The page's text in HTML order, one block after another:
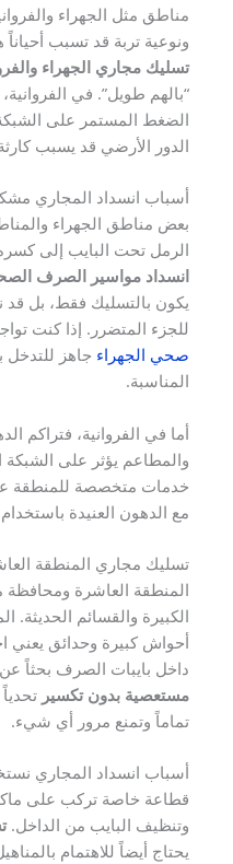
مناطق مثل الجهراء
ونوعية تربة قد تسبب
تسليك مجاري الجهراء
“بالهم طويل”. في
الضغط المستمر على
الدور الأرضي قد يسبب
أسباب انسداد المجاري
بعض مناطق الجهراء
الرمل تحت البايب إلى كسره
انسداد مواسير الصرف
يكون بالتسليك فقط، بل قد
للجزء المتضرر. إذا كنت
صحي الجهراء جاهز
المناسبة.
أما في الفروانية، فتراكم
والمطاعم يؤثر على الشبكة
خدمات متخصصة للمنطقة
مع الدهون العنيدة
تسليك مجاري المنطقة
المنطقة العاشرة ومحافظة
الكبيرة والقسائم الحديثة.
أحواش كبيرة وحدائق يعني
داخل بايبات الصرف بحثاً
مستعصية بدون تكسير
تماماً وتمنع مرور أي شيء.
أسباب انسداد المجاري
قطاعة خاصة تركب على
وتنظيف البايب من الداخل.
يحتاج أيضاً للاهتمام